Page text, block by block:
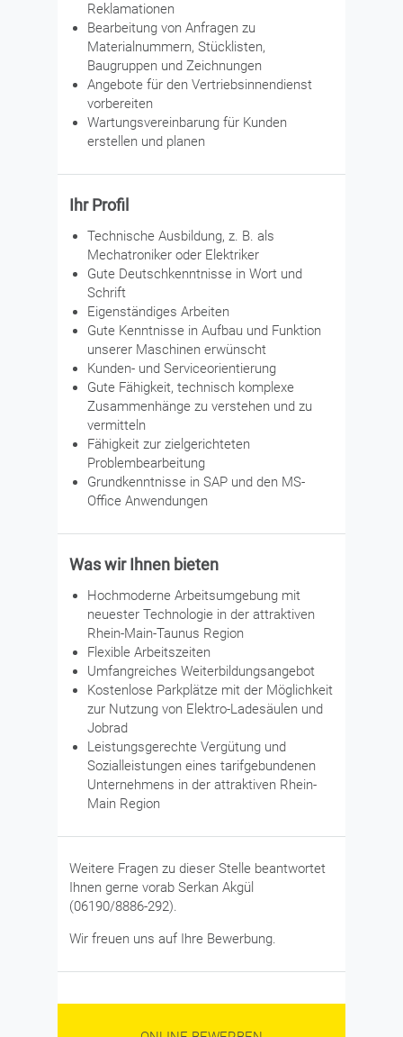
Reklamationen
Bearbeitung von Anfragen zu
Materialnummern, Stücklisten,
Baugruppen und Zeichnungen
Angebote für den Vertriebsinnendienst
vorbereiten
Wartungsvereinbarung für Kunden
erstellen und planen
Ihr Profil
Technische Ausbildung, z. B. als
Mechatroniker oder Elektriker
Gute Deutschkenntnisse in Wort und
Schrift
Eigenständiges Arbeiten
Gute Kenntnisse in Aufbau und Funktion
unserer Maschinen erwünscht
Kunden- und Serviceorientierung
Gute Fähigkeit, technisch komplexe
Zusammenhänge zu verstehen und zu
vermitteln
Fähigkeit zur zielgerichteten
Problembearbeitung
Grundkenntnisse in SAP und den MS-
Office Anwendungen
Was wir Ihnen bieten
Hochmoderne Arbeitsumgebung mit
neuester Technologie in der attraktiven
Rhein-Main-Taunus Region
Flexible Arbeitszeiten
Umfangreiches Weiterbildungsangebot
Kostenlose Parkplätze mit der Möglichkeit
zur Nutzung von Elektro-Ladesäulen und
Jobrad
Leistungsgerechte Vergütung und
Sozialleistungen eines tarifgebundenen
Unternehmens in der attraktiven Rhein-
Main Region
Weitere Fragen zu dieser Stelle beantwortet
Ihnen gerne vorab Serkan Akgül
(06190/8886-292).
Wir freuen uns auf Ihre Bewerbung.